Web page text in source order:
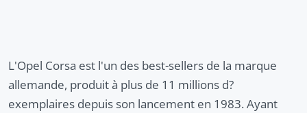
L'Opel Corsa est l'un des best-sellers de la marque
allemande, produit à plus de 11 millions d?
exemplaires depuis son lancement en 1983. Ayant